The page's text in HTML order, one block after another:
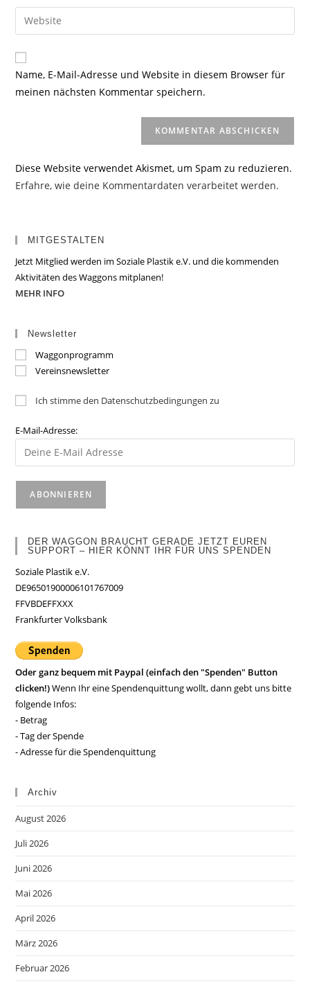
zum
Kommentieren
ein
E-
Mail-
zum
Kommentieren
ein
Gib
deine
Website-
URL
Name, E-Mail-Adresse und Website in diesem Browser für
meinen nächsten Kommentar speichern.
Diese Website verwendet Akismet, um Spam zu reduzieren.
Erfahre, wie deine Kommentardaten verarbeitet werden.
MITGESTALTEN
Jetzt Mitglied werden im Soziale Plastik e.V. und die kommenden
Aktivitäten des Waggons mitplanen!
MEHR INFO
Newsletter
Waggonprogramm
Vereinsnewsletter
Ich stimme den Datenschutzbedingungen zu
E-Mail-Adresse:
DER WAGGON BRAUCHT GERADE JETZT EUREN
SUPPORT – HIER KÖNNT IHR FÜR UNS SPENDEN
Soziale Plastik e.V.
DE96501900006101767009
FFVBDEFFXXX
Frankfurter Volksbank
Oder ganz bequem mit Paypal (einfach den "Spenden" Button
clicken!)Wenn Ihr eine Spendenquittung wollt, dann gebt uns bitte
folgende Infos:
- Betrag
- Tag der Spende
- Adresse für die Spendenquittung
Archiv
August 2026
Juli 2026
Juni 2026
Mai 2026
April 2026
März 2026
Februar 2026